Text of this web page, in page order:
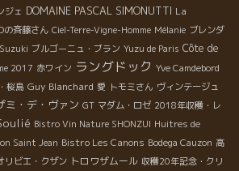
ジェ DOMAINE PASCAL SIMONUTTI La
の斉藤さん Ciel-Terre-Vigne-Homme Mélanie ブレンダ
ブルゴーニュ・ブラン Yuzu de Paris Côte de
2017 赤ワイン ラングドック Yve Camdebord
桜島 Guy Blanchard 愛 トモミさん ヴィンテージュ
ミ・デ・ヴァン GT マダム・ロゼ 2018年収穫・レ
Bistro Vin Nature SHONZUI Huitres de
Saint Jean Bistro Les Canons Bodega Cauzon 高
リビエ・クザン トロワザムール 収穫20年記念・クリ